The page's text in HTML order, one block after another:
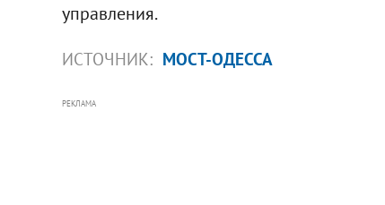
управления.
ИСТОЧНИК: МОСТ-ОДЕССА
РЕКЛАМА